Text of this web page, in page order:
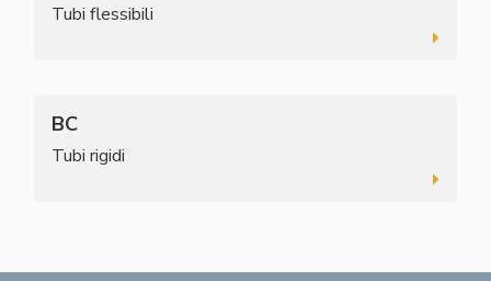
Tubi flessibili
BC
Tubi rigidi